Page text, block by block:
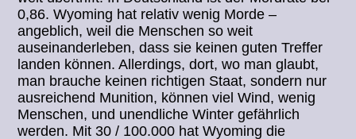
0,86. Wyoming hat relativ wenig Morde –
angeblich, weil die Menschen so weit
auseinanderleben, dass sie keinen guten Treffer
landen können. Allerdings, dort, wo man glaubt,
man brauche keinen richtigen Staat, sondern nur
ausreichend Munition, können viel Wind, wenig
Menschen, und unendliche Winter gefährlich
werden. Mit 30 / 100.000 hat Wyoming die